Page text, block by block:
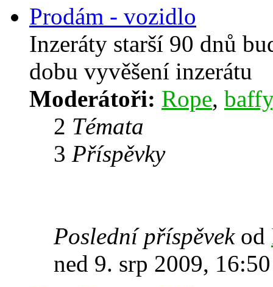
Prodám - vozidlo
Inzeráty starší 90 dnů
dobu vyvěšení inzerátu
Moderátoři: Rope, baffy
2 Témata
3 Příspěvky
Poslední příspěvekod
ned 9. srp 2009, 16:50